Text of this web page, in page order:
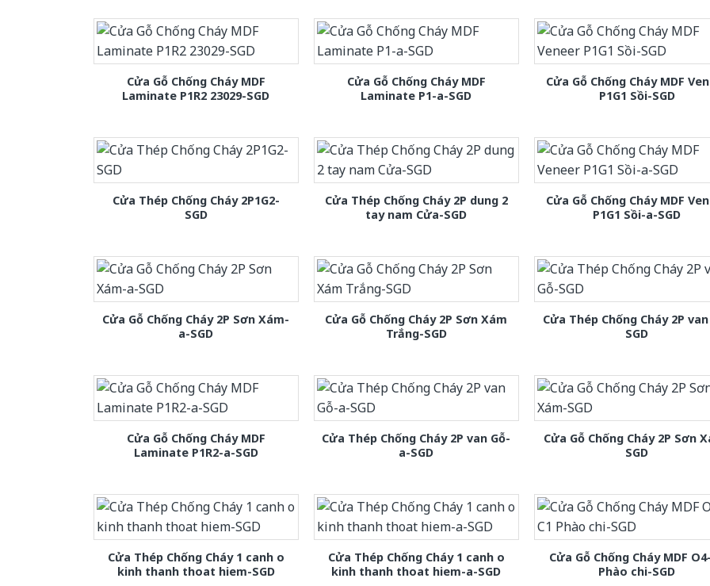
Cửa Gỗ Chống Cháy MDF
Laminate P1R2 23029-SGD
Cửa Gỗ Chống Cháy MDF
Laminate P1-a-SGD
Cửa Gỗ Chống Cháy MDF
P1G1 Sồi-SGD
Cửa Thép Chống Cháy 2P1G2-
SGD
Cửa Thép Chống Cháy 2P dung 2
tay nam Cửa-SGD
Cửa Gỗ Chống Cháy MDF
P1G1 Sồi-a-SGD
Cửa Gỗ Chống Cháy 2P Sơn Xám-
a-SGD
Cửa Gỗ Chống Cháy 2P Sơn Xám
Trắng-SGD
Cửa Thép Chống Cháy 2P
SGD
Cửa Gỗ Chống Cháy MDF
Laminate P1R2-a-SGD
Cửa Thép Chống Cháy 2P van Gỗ-
a-SGD
Cửa Gỗ Chống Cháy 2P Sơn
SGD
Cửa Thép Chống Cháy 1 canh o
kinh thanh thoat hiem-SGD
Cửa Thép Chống Cháy 1 canh o
kinh thanh thoat hiem-a-SGD
Cửa Gỗ Chống Cháy MDF
Phào chi-SGD